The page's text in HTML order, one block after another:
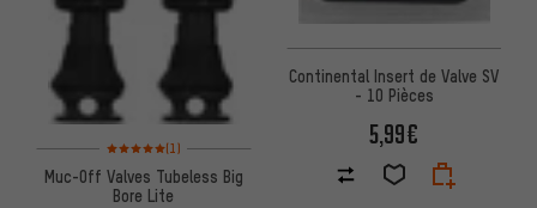
Note moyenne : 5 sur 5 d'après 1 avis
(1)
Muc-Off Valves Tubeless Big
Bore Lite
Continental Insert de Valve SV
- 10 Pièces
5,99€